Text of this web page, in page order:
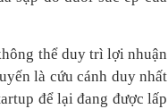
thể duy trì lợi nhuận
là cứu cánh duy nhất
để lại đang được lấp